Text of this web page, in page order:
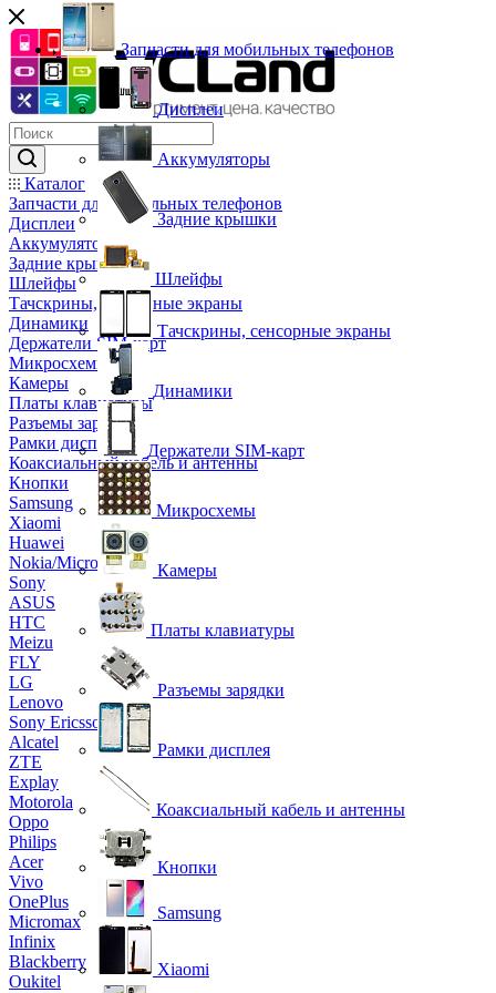
Каталог
Запчасти для мобильных телефонов
Дисплеи
Аккумуляторы
Задние крышки
Шлейфы
Тачскрины, сенсорные экраны
Динамики
Держатели SIM-карт
Микросхемы
Камеры
Платы клавиатуры
Разъемы зарядки
Рамки дисплея
Коаксиальный кабель и антенны
Кнопки
Samsung
Xiaomi
Huawei
Nokia/Microsoft
Sony
ASUS
HTC
Meizu
FLY
LG
Lenovo
Sony Ericsson
Alcatel
ZTE
Explay
Motorola
Oppo
Philips
Acer
Vivo
OnePlus
Micromax
Infinix
Blackberry
Oukitel
Запчасти для мобильных телефонов
Дисплеи
Аккумуляторы
Задние крышки
Шлейфы
Тачскрины, сенсорные экраны
Динамики
Держатели SIM-карт
Микросхемы
Камеры
Платы клавиатуры
Разъемы зарядки
Рамки дисплея
Коаксиальный кабель и антенны
Кнопки
Samsung
Xiaomi